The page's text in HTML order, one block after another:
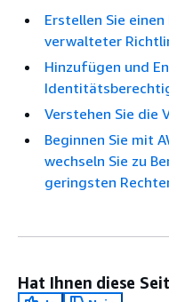
Erstellen Sie
verwalteter
Hinzufügen und
Verstehen Sie die
Beginnen Sie mit
wechseln Sie zu
geringsten
Hat Ihnen diese